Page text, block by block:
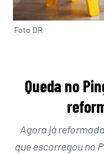
Foto DR
Queda no
Agora já
que escorregou no